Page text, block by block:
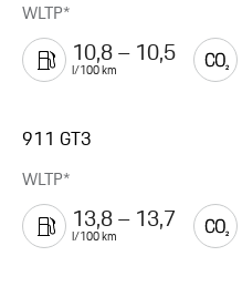
WLTP*
10,8 – 10,5
l/100 km
911 GT3
WLTP*
13,8 – 13,7
l/100 km